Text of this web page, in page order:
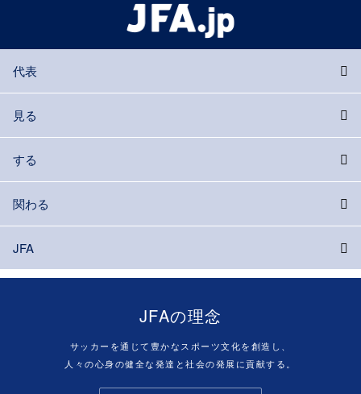
代表
見る
する
関わる
JFA
JFAの理念
サッカーを通じて豊かなスポーツ文化を創造し、
人々の心身の健全な発達と社会の発展に貢献する。